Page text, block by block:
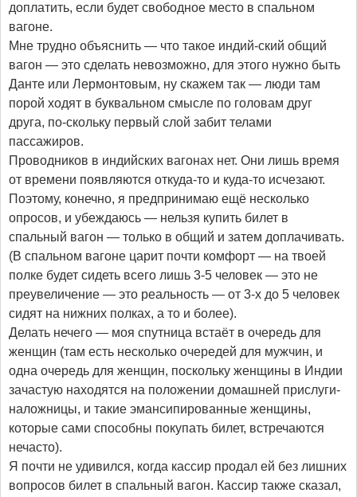
доплатить, если будет свободное место в спальном
вагоне.
Мне трудно объяснить — что такое индий-ский общий
вагон — это сделать невозможно, для этого нужно быть
Данте или Лермонтовым, ну скажем так — люди там
порой ходят в буквальном смысле по головам друг
друга, по-скольку первый слой забит телами
пассажиров.
Проводников в индийских вагонах нет. Они лишь время
от времени появляются откуда-то и куда-то исчезают.
Поэтому, конечно, я предпринимаю ещё несколько
опросов, и убеждаюсь — нельзя купить билет в
спальный вагон — только в общий и затем доплачивать.
(В спальном вагоне царит почти комфорт — на твоей
полке будет сидеть всего лишь 3-5 человек — это не
преувеличение — это реальность — от 3-х до 5 человек
сидят на нижних полках, а то и более).
Делать нечего — моя спутница встаёт в очередь для
женщин (там есть несколько очередей для мужчин, и
одна очередь для женщин, поскольку женщины в Индии
зачастую находятся на положении домашней прислуги-
наложницы, и такие эмансипированные женщины,
которые сами способны покупать билет, встречаются
нечасто).
Я почти не удивился, когда кассир продал ей без лишних
вопросов билет в спальный вагон. Кассир также сказал,